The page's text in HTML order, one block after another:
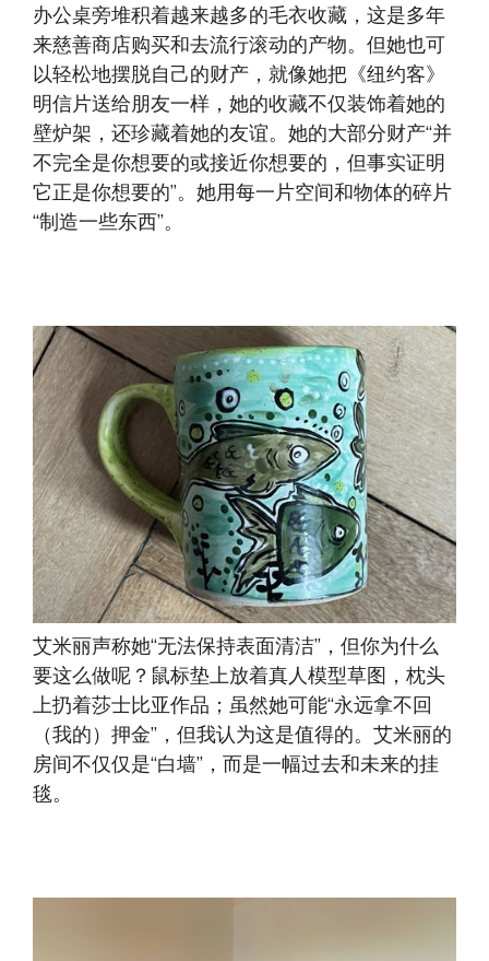
办公桌旁堆积着越来越多的毛衣收藏，这是多年
来慈善商店购买和去流行滚动的产物。但她也可
以轻松地摆脱自己的财产，就像她把《纽约客》
明信片送给朋友一样，她的收藏不仅装饰着她的
壁炉架，还珍藏着她的友谊。她的大部分财产“并
不完全是你想要的或接近你想要的，但事实证明
它正是你想要的”。她用每一片空间和物体的碎片
“制造一些东西”。
艾米丽声称她“无法保持表面清洁”，但你为什么
要这么做呢？鼠标垫上放着真人模型草图，枕头
上扔着莎士比亚作品；虽然她可能“永远拿不回
（我的）押金”，但我认为这是值得的。艾米丽的
房间不仅仅是“白墙”，而是一幅过去和未来的挂
毯。